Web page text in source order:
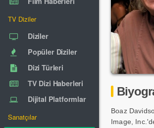
TV Diziler
Diziler
Popüler Diziler
Dizi Türleri
TV Dizi Haberleri
Dijital Platformlar
Sanatçılar
Boaz
Image,